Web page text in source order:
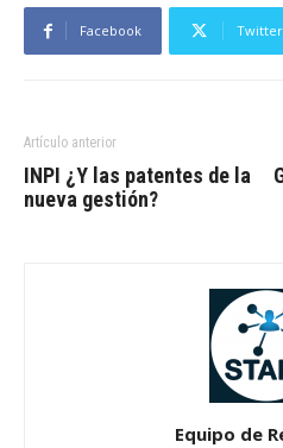
Facebook Twitter
Artículo anterior
INPI ¿Y las patentes de la
nueva gestión?
Equipo de